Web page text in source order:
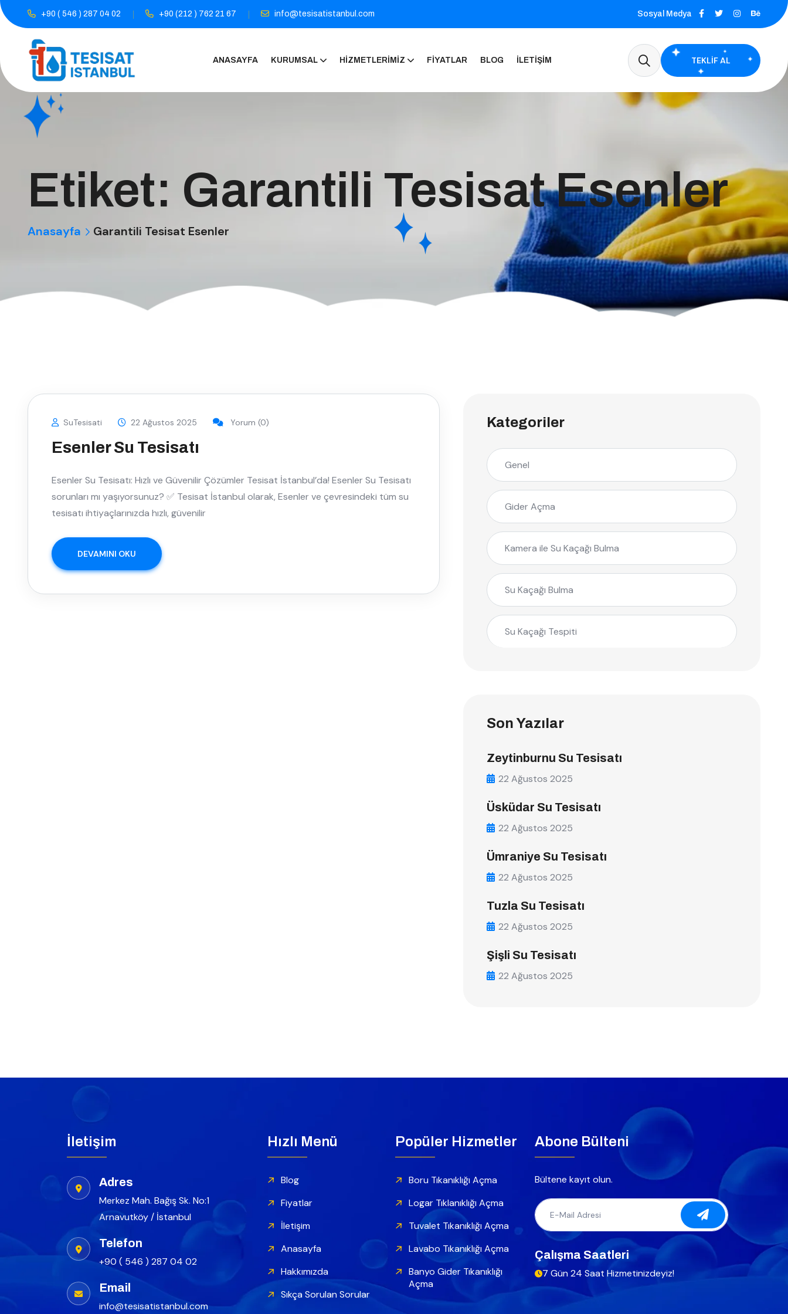
+90 ( 546 ) 287 04 02 +90 (212 ) 762 21 67 info@tesisatistanbul.com Sosyal Medya
ANASAYFA KURUMSAL HIZMETLERIMIZ FIYATLAR BLOG İLETIŞIM TEKLIF AL
Etiket: Garantili Tesisat Esenler
Anasayfa Garantili Tesisat Esenler
SuTesisati 22 Ağustos 2025 Yorum (0)
Esenler Su Tesisatı
Esenler Su Tesisatı: Hızlı ve Güvenilir Çözümler Tesisat İstanbul’da! Esenler Su Tesisatı
sorunları mı yaşıyorsunuz? ✅ Tesisat İstanbul olarak, Esenler ve çevresindeki tüm su
tesisatı ihtiyaçlarınızda hızlı, güvenilir
DEVAMINI OKU
Kategoriler
Genel
Gider Açma
Kamera ile Su Kaçağı Bulma
Su Kaçağı Bulma
Su Kaçağı Tespiti
Son Yazılar
Zeytinburnu Su Tesisatı
22 Ağustos 2025
Üsküdar Su Tesisatı
22 Ağustos 2025
Ümraniye Su Tesisatı
22 Ağustos 2025
Tuzla Su Tesisatı
22 Ağustos 2025
Şişli Su Tesisatı
22 Ağustos 2025
İletişim
Adres
Merkez Mah. Bağış Sk. No:1
Arnavutköy / İstanbul
Telefon
+90 ( 546 ) 287 04 02
Email
info@tesisatistanbul.com
Hızlı Menü
Blog
Fiyatlar
İletişim
Anasayfa
Hakkımızda
Sıkça Sorulan Sorular
Popüler Hizmetler
Boru Tıkanıklığı Açma
Logar Tıklanıklığı Açma
Tuvalet Tıkanıklığı Açma
Lavabo Tıkanıklığı Açma
Banyo Gider Tıkanıklığı
Açma
Abone Bülteni
Bültene kayıt olun.
Çalışma Saatleri
7 Gün 24 Saat Hizmetinizdeyiz!